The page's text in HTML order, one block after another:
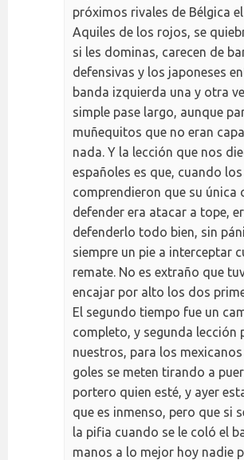
próximos rivales de Bélgica
Aquiles de los rojos, se
si les dominas, carecen de
defensivas y los japoneses
banda izquierda una y otra
simple pase largo, aunque
muñequitos que no eran
nada. Y la lección que nos
españoles es que, cuando
comprendieron que su única
defender era atacar a tope,
defenderlo todo bien, sin
siempre un pie a interceptar
remate. No es extraño que
encajar por alto los dos
El segundo tiempo fue un
completo, y segunda lección
nuestros, para los
goles se meten tirando a
portero quien esté, y ayer
que es inmenso, pero que si
la pifia cuando se le coló el
manos a lo mejor hoy nadie